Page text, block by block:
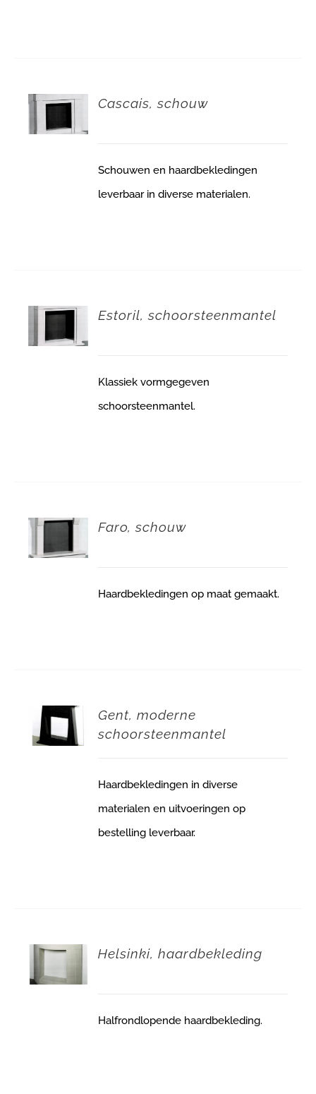
Cascais, schouw
Schouwen en haardbekledingen
leverbaar in diverse materialen.
Estoril, schoorsteenmantel
Klassiek vormgegeven
schoorsteenmantel.
Faro, schouw
Haardbekledingen op maat gemaakt.
Gent, moderne
schoorsteenmantel
Haardbekledingen in diverse
materialen en uitvoeringen op
bestelling leverbaar.
Helsinki, haardbekleding
Halfrondlopende haardbekleding.